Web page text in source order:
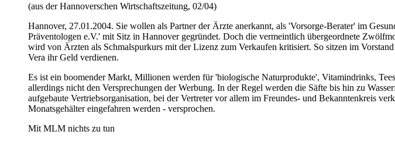
(aus der Hannoverschen Wirtschaftszeitung, 02/04)
Hannover, 27.01.2004. Sie wollen als Partner der Ärzte anerkannt, als 'Vorsorge-Berater' im
Präventologen e.V.' mit Sitz in Hannover gegründet. Doch die vermeintlich übergeordnete
wird von Ärzten als Schmalspurkurs mit der Lizenz zum Verkaufen kritisiert. So sitzen im
Vera ihr Geld verdienen.
Es ist ein boomender Markt, Millionen werden für 'biologische Naturprodukte', Vitamindrinks,
allerdings nicht den Versprechungen der Werbung. In der Regel werden die Säfte bis hin zu
aufgebaute Vertriebsorganisation, bei der Vertreter vor allem im Freundes- und Bekanntenkreis
Monatsgehälter eingefahren werden - versprochen.
Mit MLM nichts zu tun